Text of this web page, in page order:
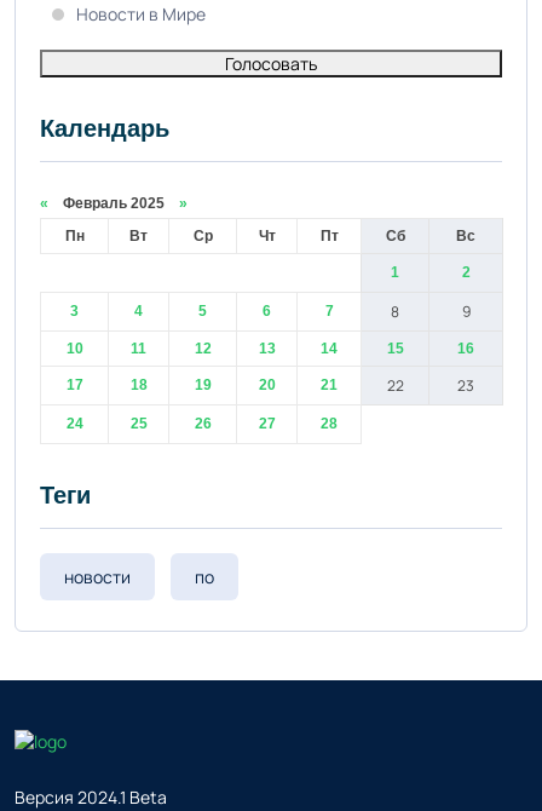
Новости в Мире
Голосовать
Календарь
« Февраль 2025 »
Пн
Вт Ср Чт Пт Сб Вс
1 2
3 4 5 6 7 8 9
10 11 12 13 14 15 16
17 18 19 20 21 22 23
24 25 26 27 28
Теги
новости по
Версия 2024.1 Beta